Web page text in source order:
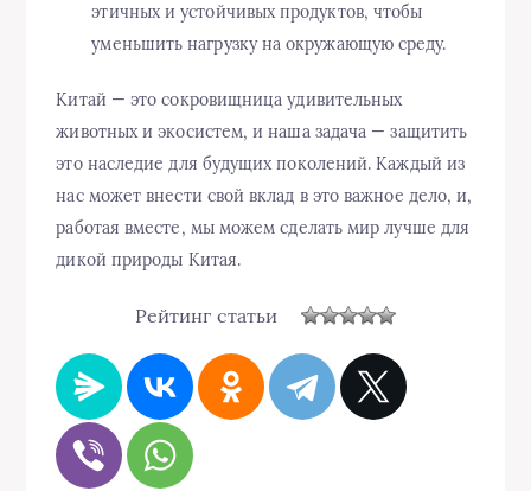
этичных и устойчивых продуктов, чтобы
уменьшить нагрузку на окружающую среду.
Китай — это сокровищница удивительных
животных и экосистем, и наша задача — защитить
это наследие для будущих поколений. Каждый из
нас может внести свой вклад в это важное дело, и,
работая вместе, мы можем сделать мир лучше для
дикой природы Китая.
Рейтинг статьи